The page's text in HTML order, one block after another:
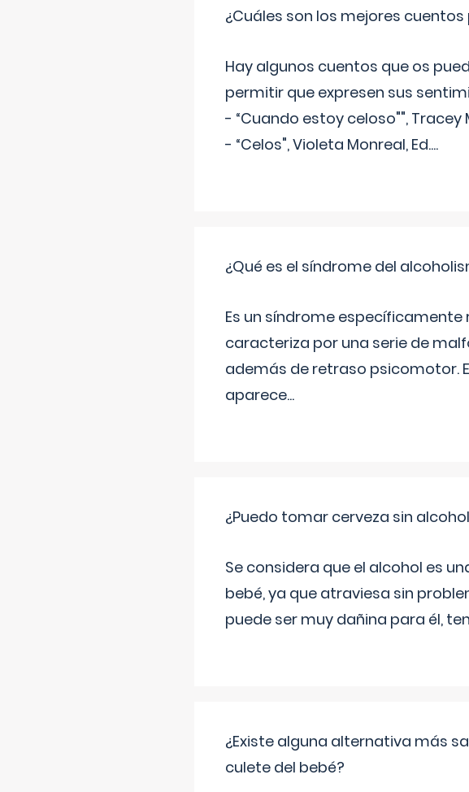
¿Cuáles son los mejores
Hay algunos cuentos que os
permitir que expresen sus
- “Cuando estoy celoso"", Tracey
- “Celos", Violeta Monreal, Ed....
¿Qué es el síndrome del
Es un síndrome
caracteriza por una serie de
además de retraso psicomotor.
aparece...
¿Puedo tomar cerveza sin
Se considera que el alcohol es
bebé, ya que atraviesa sin
puede ser muy dañina para él,
¿Existe alguna alternativa más
culete del bebé?